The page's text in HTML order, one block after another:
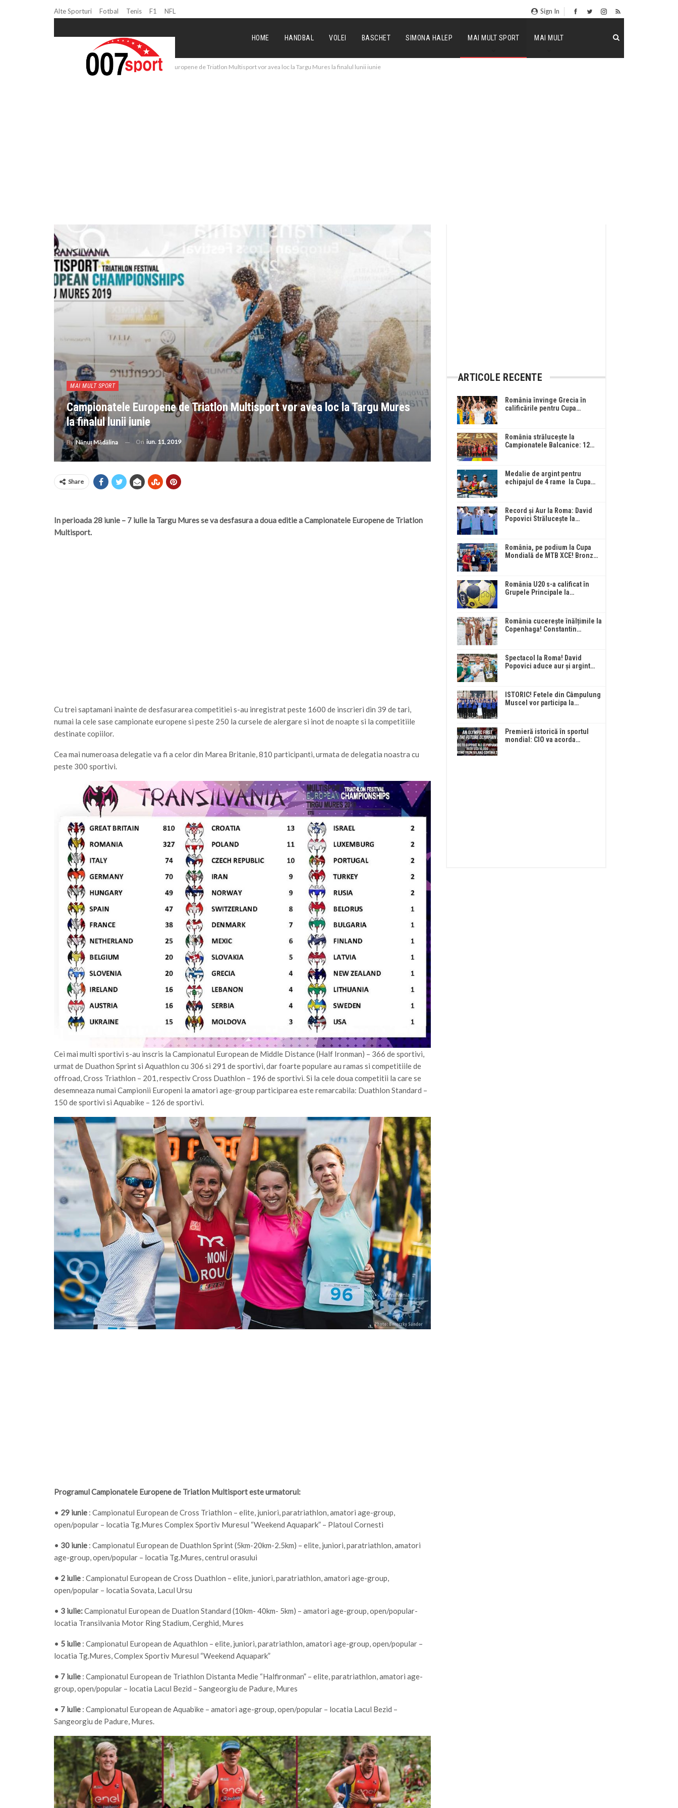
Alte Sporturi Fotbal Tenis F1 NFL Sign In
HOME HANDBAL VOLEI BASCHET SIMONA HALEP MAI MULT SPORT MAI MULT
Mai mult sport Campionatele Europene de Triatlon Multisport vor avea loc la Targu Mures la finalul lunii iunie
MAI MULT SPORT
Campionatele Europene de Triatlon Multisport vor avea loc la Targu Mures
la finalul lunii iunie
ByNănuț Mădălina On iun. 11, 2019
Share
In perioada 28 iunie – 7 iulie la Targu Mures se va desfasura a doua editie a Campionatele Europene de Triatlon
Multisport.
Cu trei saptamani inainte de desfasurarea competitiei s-au inregistrat peste 1600 de inscrieri din 39 de tari,
numai la cele sase campionate europene si peste 250 la cursele de alergare si inot de noapte si la competitiile
destinate copiilor.
Cea mai numeroasa delegatie va fi a celor din Marea Britanie, 810 participanti, urmata de delegatia noastra cu
peste 300 sportivi.
Cei mai multi sportivi s-au inscris la Campionatul European de Middle Distance (Half Ironman) – 366 de sportivi,
urmat de Duathon Sprint si Aquathlon cu 306 si 291 de sportivi, dar foarte populare au ramas si competitiile de
offroad, Cross Triathlon – 201, respectiv Cross Duathlon – 196 de sportivi. Si la cele doua competitii la care se
desemneaza numai Campionii Europeni la amatori age-group participarea este remarcabila: Duathlon Standard –
150 de sportivi si Aquabike – 126 de sportivi.
Programul Campionatele Europene de Triatlon Multisport este urmatorul:
• 29 iunie : Campionatul European de Cross Triathlon – elite, juniori, paratriathlon, amatori age-group,
open/popular – locatia Tg.Mures Complex Sportiv Muresul “Weekend Aquapark” – Platoul Cornesti
• 30 iunie : Campionatul European de Duathlon Sprint (5km-20km-2.5km) – elite, juniori, paratriathlon, amatori
age-group, open/popular – locatia Tg.Mures, centrul orasului
• 2 iulie : Campionatul European de Cross Duathlon – elite, juniori, paratriathlon, amatori age-group,
open/popular – locatia Sovata, Lacul Ursu
• 3 iulie:Campionatul European de Duatlon Standard (10km- 40km- 5km) – amatori age-group, open/popular-
locatia Transilvania Motor Ring Stadium, Cerghid, Mures
• 5 iulie : Campionatul European de Aquathlon – elite, juniori, paratriathlon, amatori age-group, open/popular –
locatia Tg.Mures, Complex Sportiv Muresul “Weekend Aquapark”
• 7 iulie : Campionatul European de Triathlon Distanta Medie “Halfironman” – elite, paratriathlon, amatori age-
group, open/popular – locatia Lacul Bezid – Sangeorgiu de Padure, Mures
• 7 iulie : Campionatul European de Aquabike – amatori age-group, open/popular – locatia Lacul Bezid –
Sangeorgiu de Padure, Mures.
ARTICOLE RECENTE
România învinge Grecia în
calificările pentru Cupa…
România strălucește la
Campionatele Balcanice: 12…
Medalie de argint pentru
echipajul de 4 rame la Cupa…
Record și Aur la Roma: David
Popovici Strălucește la…
România, pe podium la Cupa
Mondială de MTB XCE! Bronz…
România U20 s-a calificat în
Grupele Principale la…
România cucerește înălțimile la
Copenhaga! Constantin…
Spectacol la Roma! David
Popovici aduce aur și argint…
ISTORIC! Fetele din Câmpulung
Muscel vor participa la…
Premieră istorică în sportul
mondial: CIO va acorda…